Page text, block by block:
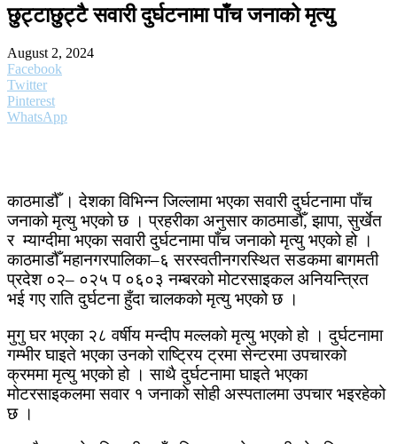
छुट्टाछुट्टै सवारी दुर्घटनामा पाँच जनाको मृत्यु
August 2, 2024
Facebook
Twitter
Pinterest
WhatsApp
काठमाडौँ । देशका विभिन्न जिल्लामा भएका सवारी दुर्घटनामा पाँच
जनाको मृत्यु भएको छ । प्रहरीका अनुसार काठमाडौँ, झापा, सुर्खेत
र म्याग्दीमा भएका सवारी दुर्घटनामा पाँच जनाको मृत्यु भएको हो ।
काठमाडौँ महानगरपालिका–६ सरस्वतीनगरस्थित सडकमा बागमती
प्रदेश ०२– ०२५ प ०६०३ नम्बरको मोटरसाइकल अनियन्त्रित
भई गए राति दुर्घटना हुँदा चालकको मृत्यु भएको छ ।
मुगु घर भएका २८ वर्षीय मन्दीप मल्लको मृत्यु भएको हो । दुर्घटनामा
गम्भीर घाइते भएका उनको राष्ट्रिय ट्रमा सेन्टरमा उपचारको
क्रममा मृत्यु भएको हो । साथै दुर्घटनामा घाइते भएका
मोटरसाइकलमा सवार १ जनाको सोही अस्पतालमा उपचार भइरहेको
छ ।